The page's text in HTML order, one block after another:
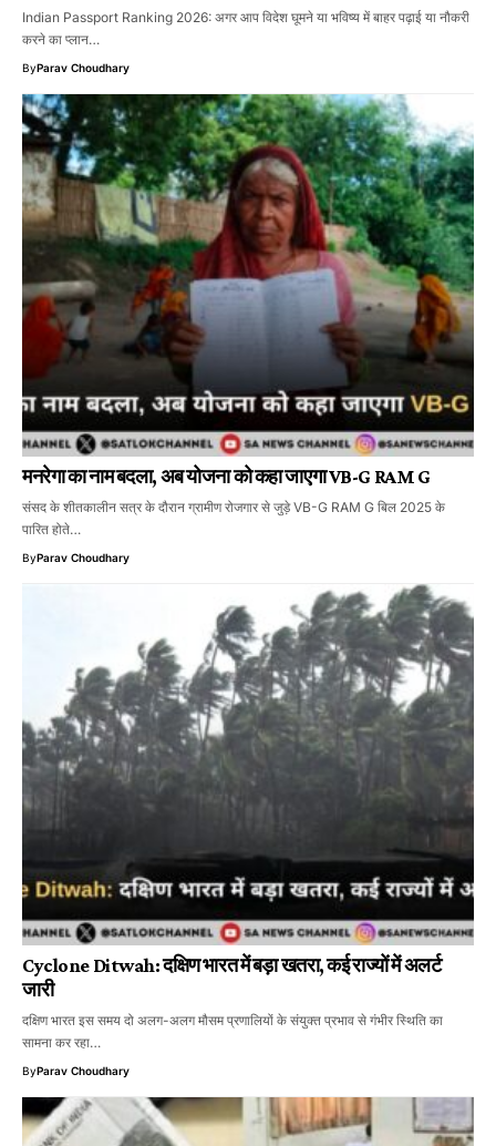
Indian Passport Ranking 2026: अगर आप विदेश घूमने या भविष्य में बाहर पढ़ाई या नौकरी
करने का प्लान…
ByParav Choudhary
मनरेगा का नाम बदला, अब योजना को कहा जाएगा VB-G RAM G
संसद के शीतकालीन सत्र के दौरान ग्रामीण रोजगार से जुड़े VB-G RAM G बिल 2025 के
पारित होते…
ByParav Choudhary
Cyclone Ditwah: दक्षिण भारत में बड़ा खतरा, कई राज्यों में अलर्ट
जारी
दक्षिण भारत इस समय दो अलग-अलग मौसम प्रणालियों के संयुक्त प्रभाव से गंभीर स्थिति का
सामना कर रहा…
ByParav Choudhary